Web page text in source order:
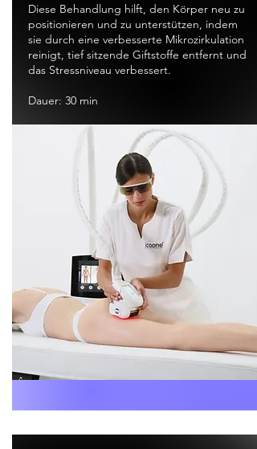
Diese Behandlung hilft, den Körper neu zu
positionieren und zu unterstützen, indem
sie durch eine verbesserte Mikrozirkulation
reinigt, tief sitzende Giftstoffe entfernt und
das Stressniveau verbessert.
Dauer: 30 min